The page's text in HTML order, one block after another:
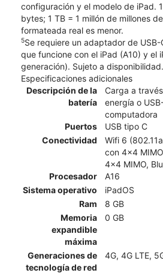
configuración y el modelo de iPad.
bytes; 1 TB = 1 millón de millones
formateada real es menor.
5Se requiere un adaptador de
que funcione con el iPad (A10) y el
generación). Sujeto a disponibilidad.
Especificaciones adicionales
Descripción de la
batería
Carga a
energía o
computadora
Puertos
USB tipo C
Conectividad
Wifi 6
con 4x4
4x4 MIMO,
Procesador
A16
Sistema operativo
iPadOS
Ram
8 GB
Memoria
expandible
máxima
0 GB
Generaciones de
tecnología de red
4G, 4G LTE,